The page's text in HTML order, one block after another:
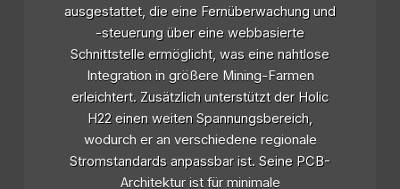
ausgestattet, die eine Fernüberwachung und
-steuerung über eine webbasierte
Schnittstelle ermöglicht, was eine nahtlose
Integration in größere Mining-Farmen
erleichtert. Zusätzlich unterstützt der Holic
H22 einen weiten Spannungsbereich,
wodurch er an verschiedene regionale
Stromstandards anpassbar ist. Seine PCB-
Architektur ist für minimale